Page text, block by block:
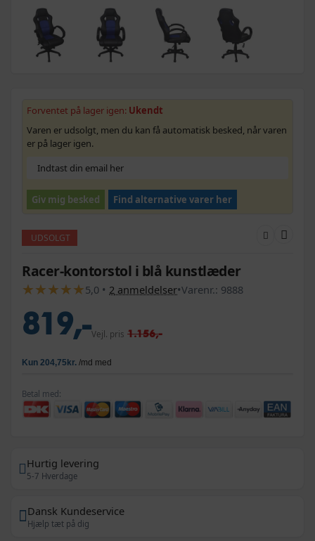
Forventet på lager igen: Ukendt
Varen er udsolgt, men du kan få automatisk besked, når varen
er på lager igen.
Giv mig besked Find alternative varer her
UDSOLGT
Racer-kontorstol i blå kunstlæder
★
★★
★★
★★
★★
★5,0 • 2 anmeldelser•Varenr.: 9888
819,-Vejl. pris 1.156,-
Betal med:
Hurtig levering
5-7 Hverdage
Dansk Kundeservice
Hjælp tæt på dig